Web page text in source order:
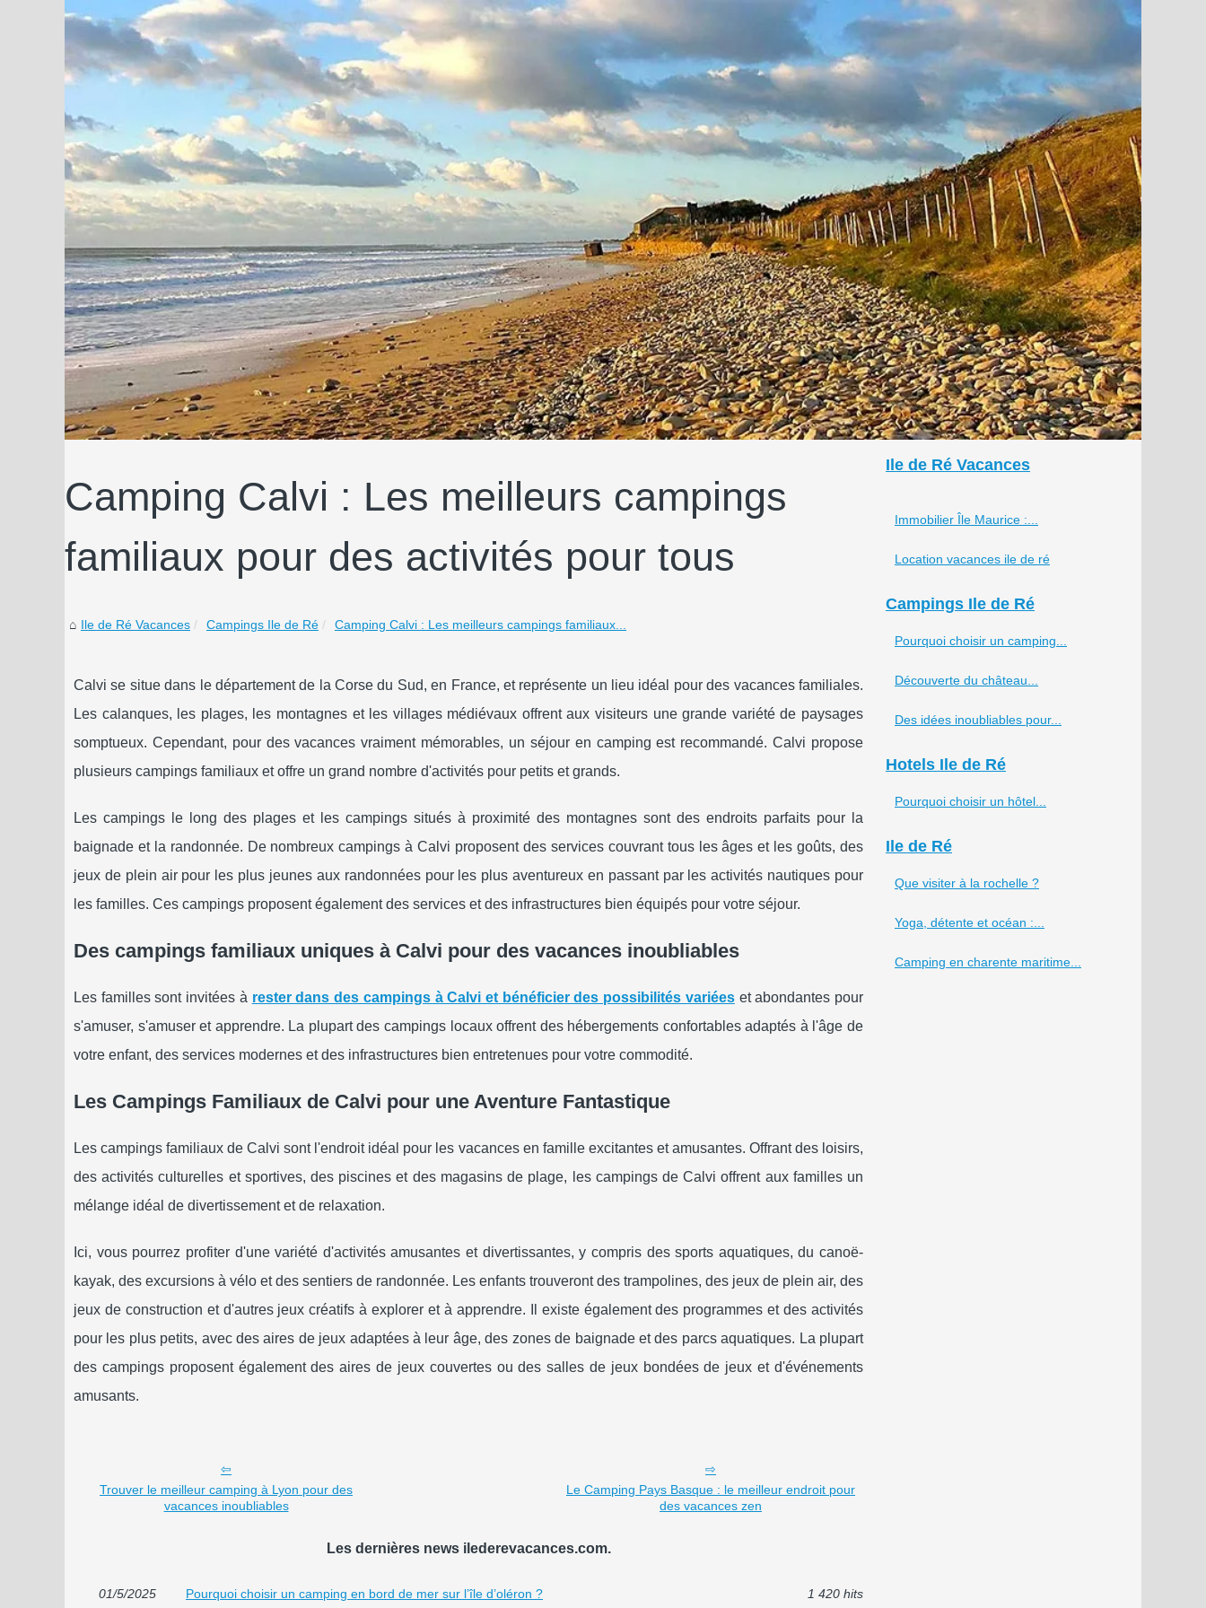
Camping Calvi : Les meilleurs campings
familiaux pour des activités pour tous
Ile de Ré Vacances Campings Ile de Ré Camping Calvi : Les meilleurs campings familiaux...
Calvi se situe dans le département de la Corse du Sud, en France, et représente un lieu idéal pour des vacances familiales.
Les calanques, les plages, les montagnes et les villages médiévaux offrent aux visiteurs une grande variété de paysages
somptueux. Cependant, pour des vacances vraiment mémorables, un séjour en camping est recommandé. Calvi propose
plusieurs campings familiaux et offre un grand nombre d'activités pour petits et grands.
Les campings le long des plages et les campings situés à proximité des montagnes sont des endroits parfaits pour la
baignade et la randonnée. De nombreux campings à Calvi proposent des services couvrant tous les âges et les goûts, des
jeux de plein air pour les plus jeunes aux randonnées pour les plus aventureux en passant par les activités nautiques pour
les familles. Ces campings proposent également des services et des infrastructures bien équipés pour votre séjour.
Des campings familiaux uniques à Calvi pour des vacances inoubliables
Les familles sont invitées à rester dans des campings à Calvi et bénéficier des possibilités variéeset abondantes pour
s'amuser, s'amuser et apprendre. La plupart des campings locaux offrent des hébergements confortables adaptés à l'âge de
votre enfant, des services modernes et des infrastructures bien entretenues pour votre commodité.
Les Campings Familiaux de Calvi pour une Aventure Fantastique
Les campings familiaux de Calvi sont l'endroit idéal pour les vacances en famille excitantes et amusantes. Offrant des loisirs,
des activités culturelles et sportives, des piscines et des magasins de plage, les campings de Calvi offrent aux familles un
mélange idéal de divertissement et de relaxation.
Ici, vous pourrez profiter d'une variété d'activités amusantes et divertissantes, y compris des sports aquatiques, du canoë-
kayak, des excursions à vélo et des sentiers de randonnée. Les enfants trouveront des trampolines, des jeux de plein air, des
jeux de construction et d'autres jeux créatifs à explorer et à apprendre. Il existe également des programmes et des activités
pour les plus petits, avec des aires de jeux adaptées à leur âge, des zones de baignade et des parcs aquatiques. La plupart
des campings proposent également des aires de jeux couvertes ou des salles de jeux bondées de jeux et d'événements
amusants.
Trouver le meilleur camping à Lyon pour des
vacances inoubliables
Le Camping Pays Basque : le meilleur endroit pour
des vacances zen
Les dernières news ilederevacances.com.
01/5/2025 Pourquoi choisir un camping en bord de mer sur l’île d’oléron ? 1 420 hits
Ile de Ré Vacances
Immobilier Île Maurice :...
Location vacances ile de ré
Campings Ile de Ré
Pourquoi choisir un camping...
Découverte du château...
Des idées inoubliables pour...
Hotels Ile de Ré
Pourquoi choisir un hôtel...
Ile de Ré
Que visiter à la rochelle ?
Yoga, détente et océan :...
Camping en charente maritime...